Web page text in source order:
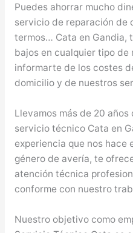
Puedes ahorrar mucho
servicio de reparación de
termos… Cata en Gandia,
bajos en cualquier tipo de
informarte de los costes
domicilio y de nuestros
Llevamos más de 20
servicio técnico Cata en
experiencia que nos hace
género de avería, te
atención técnica
conforme con nuestro
Nuestro objetivo como